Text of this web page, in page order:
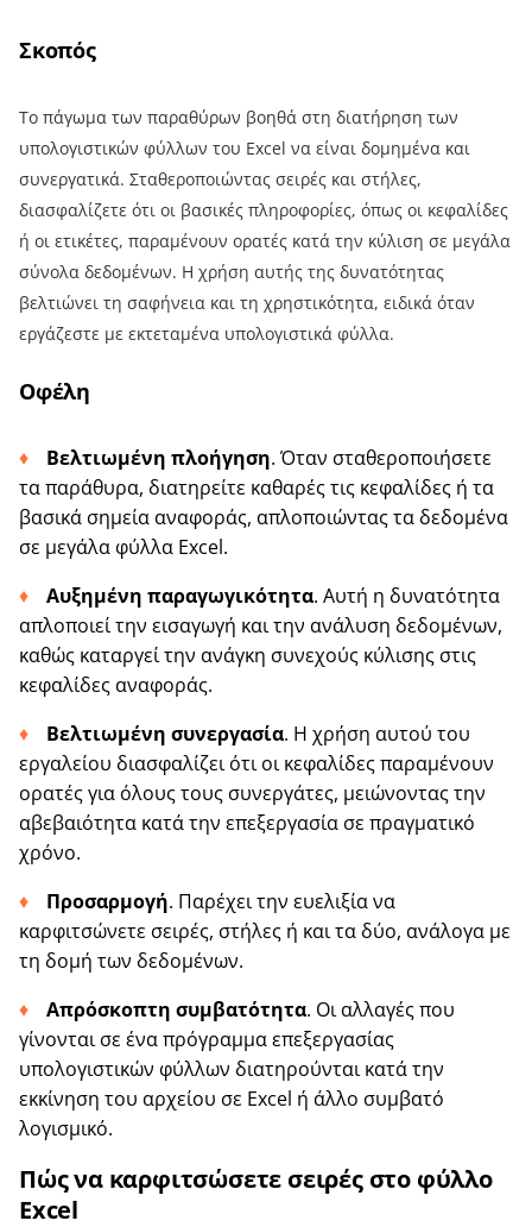
Σκοπός
Το πάγωμα των παραθύρων βοηθά στη διατήρηση των
υπολογιστικών φύλλων του Excel να είναι δομημένα και
συνεργατικά. Σταθεροποιώντας σειρές και στήλες,
διασφαλίζετε ότι οι βασικές πληροφορίες, όπως οι κεφαλίδες
ή οι ετικέτες, παραμένουν ορατές κατά την κύλιση σε μεγάλα
σύνολα δεδομένων. Η χρήση αυτής της δυνατότητας
βελτιώνει τη σαφήνεια και τη χρηστικότητα, ειδικά όταν
εργάζεστε με εκτεταμένα υπολογιστικά φύλλα.
Οφέλη
Βελτιωμένη πλοήγηση. Όταν σταθεροποιήσετε
τα παράθυρα, διατηρείτε καθαρές τις κεφαλίδες ή τα
βασικά σημεία αναφοράς, απλοποιώντας τα δεδομένα
σε μεγάλα φύλλα Excel.
Αυξημένη παραγωγικότητα. Αυτή η δυνατότητα
απλοποιεί την εισαγωγή και την ανάλυση δεδομένων,
καθώς καταργεί την ανάγκη συνεχούς κύλισης στις
κεφαλίδες αναφοράς.
Βελτιωμένη συνεργασία. Η χρήση αυτού του
εργαλείου διασφαλίζει ότι οι κεφαλίδες παραμένουν
ορατές για όλους τους συνεργάτες, μειώνοντας την
αβεβαιότητα κατά την επεξεργασία σε πραγματικό
χρόνο.
Προσαρμογή. Παρέχει την ευελιξία να
καρφιτσώνετε σειρές, στήλες ή και τα δύο, ανάλογα με
τη δομή των δεδομένων.
Απρόσκοπτη συμβατότητα. Οι αλλαγές που
γίνονται σε ένα πρόγραμμα επεξεργασίας
υπολογιστικών φύλλων διατηρούνται κατά την
εκκίνηση του αρχείου σε Excel ή άλλο συμβατό
λογισμικό.
Πώς να καρφιτσώσετε σειρές στο φύλλο
Excel